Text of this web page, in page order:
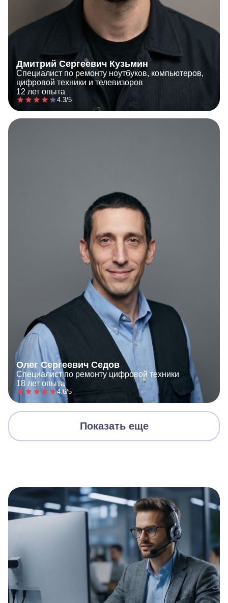
Дмитрий Сергеевич Кузьмин
Специалист по ремонту ноутбуков, компьютеров,
цифровой техники и телевизоров
12 лет опыта
4.3/5
Олег Сергеевич Седов
Специалист по ремонту цифровой техники
18 лет опыта
4.6/5
Показать еще